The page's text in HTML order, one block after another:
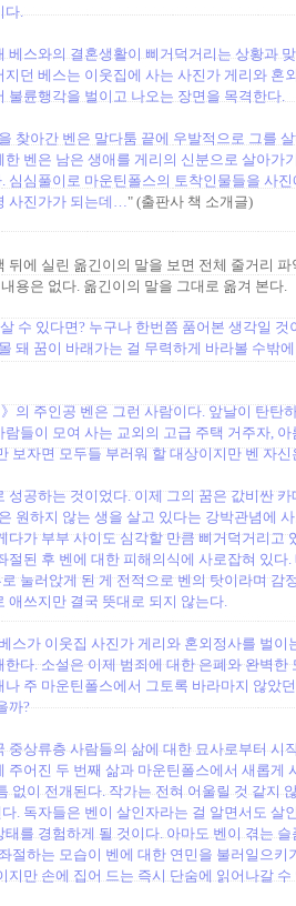
다.
베스와의 결혼생활이 삐거덕거리는 상황과
지던 베스는 이웃집에 사는 사진가 게리와 혼
불륜행각을 벌이고 나오는 장면을 목격한다.
찾아간 벤은 말다툼 끝에 우발적으로 그를
한 벤은 남은 생애를 게리의 신분으로 살아가
심심풀이로 마운틴폴스의 토착인물들을 사
사진가가 되는데…" (출판사 책 소개글)
뒤에 실린 옮긴이의 말을 보면 전체 줄거리
용은 없다. 옮긴이의 말을 그대로 옮겨 본다.
수 있다면? 누구나 한번쯤 품어본 생각일
돼 꿈이 바래가는 걸 무력하게 바라볼 수밖
의 주인공 벤은 그런 사람이다. 앞날이 탄탄
람들이 모여 사는 교외의 고급 주택 거주자,
자면 모두들 부러워 할 대상이지만 벤 자
성공하는 것이었다. 이제 그의 꿈은 값비싼
원하지 않는 생을 살고 있다는 강박관념에
다가 부부 사이도 심각할 만큼 삐거덕거리고
절된 후 벤에 대한 피해의식에 사로잡혀 있
눌러앉게 된 게 전적으로 벤의 탓이라며 감
애쓰지만 결국 뜻대로 되지 않는다.
스가 이웃집 사진가 게리와 혼외정사를 벌
한다. 소설은 이제 범죄에 대한 은폐와 완벽
나 주 마운틴폴스에서 그토록 바라마지 않았
까?
중상류층 사람들의 삶에 대한 묘사로부터 시
주어진 두 번째 삶과 마운틴폴스에서 새롭게
없이 전개된다. 작가는 전혀 어울릴 것 같지
. 독자들은 벤이 살인자라는 걸 알면서도 살
태를 경험하게 될 것이다. 아마도 벤이 겪는
절하는 모습이 벤에 대한 연민을 불러일으키
지만 손에 집어 드는 즉시 단숨에 읽어나갈